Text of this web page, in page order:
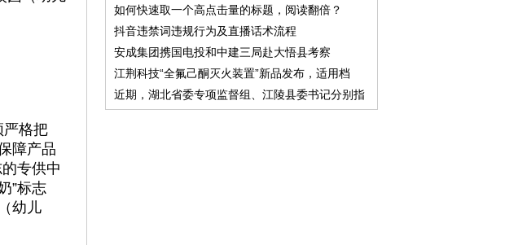
严格把
障产品
专供中
”标志
幼儿
如何快速取一个高点击量的标题，阅读翻倍？
抖音违禁词违规行为及直播话术流程
安成集团携国电投和中建三局赴大悟县考察
江荆科技“全氟己酮灭火装置”新品发布，适用档
近期，湖北省委专项监督组、江陵县委书记分别指